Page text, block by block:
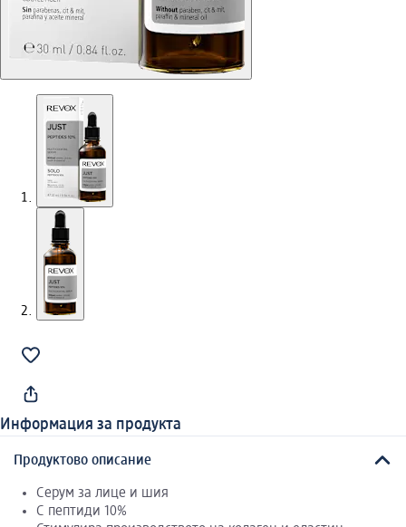
Информация за продукта
Продуктово описание
Серум за лице и шия
С пептиди 10%